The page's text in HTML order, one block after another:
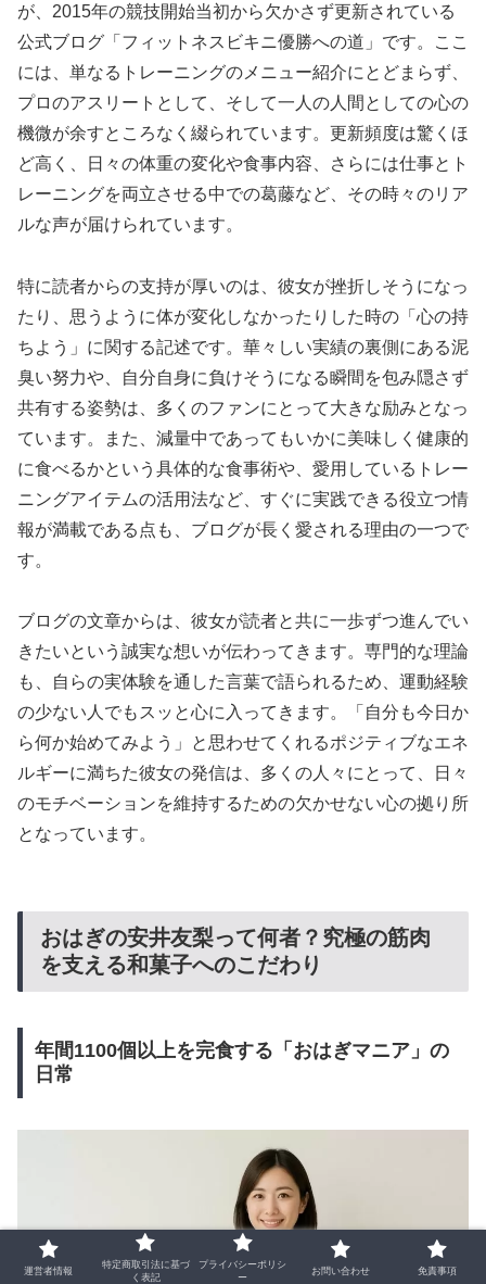
が、2015年の競技開始当初から欠かさず更新されている
公式ブログ「フィットネスビキニ優勝への道」です。ここ
には、単なるトレーニングのメニュー紹介にとどまらず、
プロのアスリートとして、そして一人の人間としての心の
機微が余すところなく綴られています。更新頻度は驚くほ
ど高く、日々の体重の変化や食事内容、さらには仕事とト
レーニングを両立させる中での葛藤など、その時々のリア
ルな声が届けられています。
特に読者からの支持が厚いのは、彼女が挫折しそうになっ
たり、思うように体が変化しなかったりした時の「心の持
ちよう」に関する記述です。華々しい実績の裏側にある泥
臭い努力や、自分自身に負けそうになる瞬間を包み隠さず
共有する姿勢は、多くのファンにとって大きな励みとなっ
ています。また、減量中であってもいかに美味しく健康的
に食べるかという具体的な食事術や、愛用しているトレー
ニングアイテムの活用法など、すぐに実践できる役立つ情
報が満載である点も、ブログが長く愛される理由の一つで
す。
ブログの文章からは、彼女が読者と共に一歩ずつ進んでい
きたいという誠実な想いが伝わってきます。専門的な理論
も、自らの実体験を通した言葉で語られるため、運動経験
の少ない人でもスッと心に入ってきます。「自分も今日か
ら何か始めてみよう」と思わせてくれるポジティブなエネ
ルギーに満ちた彼女の発信は、多くの人々にとって、日々
のモチベーションを維持するための欠かせない心の拠り所
となっています。
おはぎの安井友梨って何者？究極の筋肉
を支える和菓子へのこだわり
年間1100個以上を完食する「おはぎマニア」の
日常
運営者情報
特定商取引法に基づ
く表記
プライバシーポリシ
ー
お問い合わせ 免責事項